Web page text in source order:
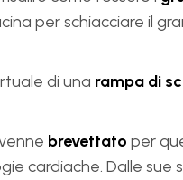
per schiacciare il
di una rampa di
brevettato per
cardiache. Dalle sue